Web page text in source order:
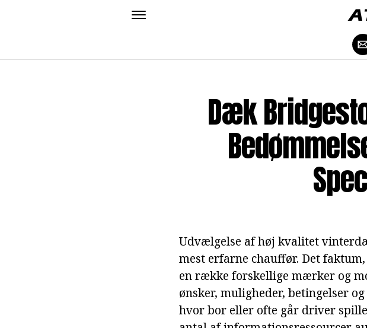
Dæk
Udvælgelse af høj kvalitet
mest erfarne chauffør. Det
en række forskellige mærker og
ønsker, muligheder, betingelser
hvor bor eller ofte går driver